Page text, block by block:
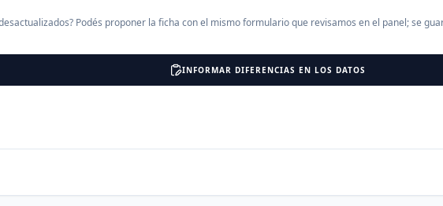
Podés proponer la ficha con el mismo formulario que revisamos en el panel; se
INFORMAR DIFERENCIAS EN LOS DATOS